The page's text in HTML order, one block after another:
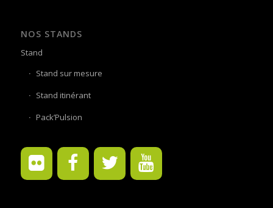
NOS STANDS
Stand
Stand sur mesure
Stand itinérant
Pack’Pulsion